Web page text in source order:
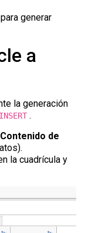
generar
a
la generación
INSERT .
de
la cuadrícula y